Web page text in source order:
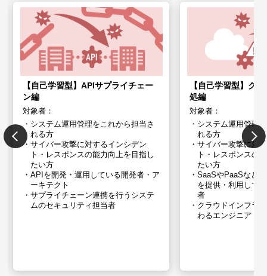
【自己学習型】APIサプライチェー
ン編
対象者：
システム運用管理をこれから担当さ
れる方
サイバー攻撃に対するインシデン
ト・レスポンスの能力向上を目指し
たい方
APIを開発・運用している開発者・ア
ーキテクト
サプライチェーン連携を行うシステ
ムの​セキュリティ担当者
【自己学習型】ク
処編
対象者：
システム運用管理
れる方
サイバー攻撃に対
ト・レスポンスの
たい方
SaaSやPaaSなど
を提供・利用して
者
クラウドインフラ
わるエンジニア